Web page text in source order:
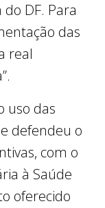
DF. Para
das
real
uso das
defendeu o
com o
à Saúde
oferecido